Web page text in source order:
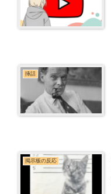
挿話
掲示板の反応